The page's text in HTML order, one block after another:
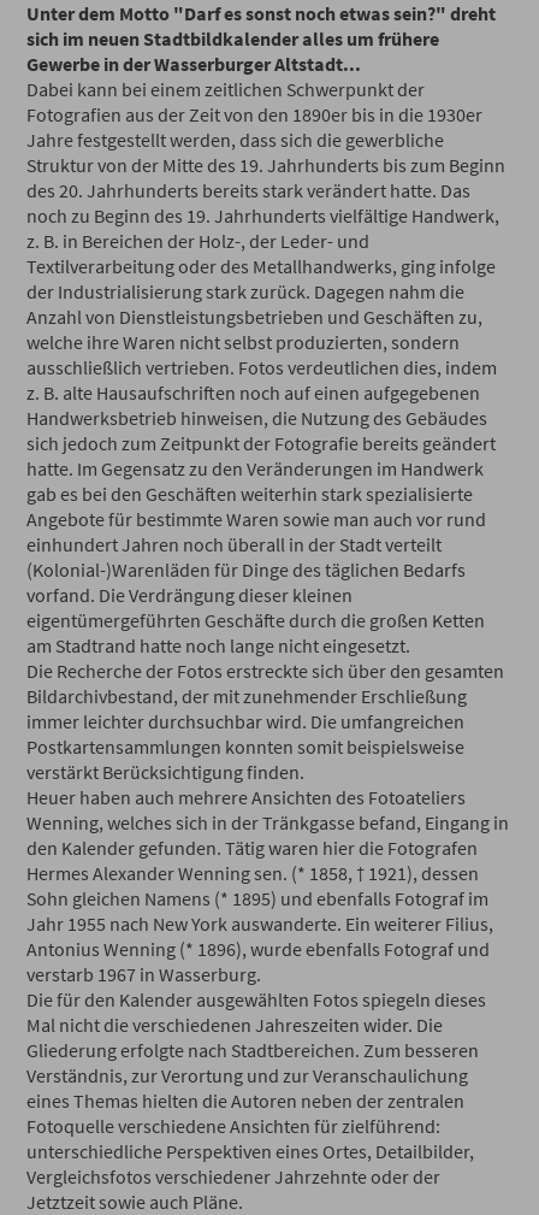
Unter dem Motto "Darf es sonst noch etwas sein?" dreht
sich im neuen Stadtbildkalender alles um frühere
Gewerbe in der Wasserburger Altstadt...
Dabei kann bei einem zeitlichen Schwerpunkt der
Fotografien aus der Zeit von den 1890er bis in die 1930er
Jahre festgestellt werden, dass sich die gewerbliche
Struktur von der Mitte des 19. Jahrhunderts bis zum Beginn
des 20. Jahrhunderts bereits stark verändert hatte. Das
noch zu Beginn des 19. Jahrhunderts vielfältige Handwerk,
z. B. in Bereichen der Holz-, der Leder- und
Textilverarbeitung oder des Metallhandwerks, ging infolge
der Industrialisierung stark zurück. Dagegen nahm die
Anzahl von Dienstleistungsbetrieben und Geschäften zu,
welche ihre Waren nicht selbst produzierten, sondern
ausschließlich vertrieben. Fotos verdeutlichen dies, indem
z. B. alte Hausaufschriften noch auf einen aufgegebenen
Handwerksbetrieb hinweisen, die Nutzung des Gebäudes
sich jedoch zum Zeitpunkt der Fotografie bereits geändert
hatte. Im Gegensatz zu den Veränderungen im Handwerk
gab es bei den Geschäften weiterhin stark spezialisierte
Angebote für bestimmte Waren sowie man auch vor rund
einhundert Jahren noch überall in der Stadt verteilt
(Kolonial-)Warenläden für Dinge des täglichen Bedarfs
vorfand. Die Verdrängung dieser kleinen
eigentümergeführten Geschäfte durch die großen Ketten
am Stadtrand hatte noch lange nicht eingesetzt.
Die Recherche der Fotos erstreckte sich über den gesamten
Bildarchivbestand, der mit zunehmender Erschließung
immer leichter durchsuchbar wird. Die umfangreichen
Postkartensammlungen konnten somit beispielsweise
verstärkt Berücksichtigung finden.
Heuer haben auch mehrere Ansichten des Fotoateliers
Wenning, welches sich in der Tränkgasse befand, Eingang in
den Kalender gefunden. Tätig waren hier die Fotografen
Hermes Alexander Wenning sen. (* 1858, † 1921), dessen
Sohn gleichen Namens (* 1895) und ebenfalls Fotograf im
Jahr 1955 nach New York auswanderte. Ein weiterer Filius,
Antonius Wenning (* 1896), wurde ebenfalls Fotograf und
verstarb 1967 in Wasserburg.
Die für den Kalender ausgewählten Fotos spiegeln dieses
Mal nicht die verschiedenen Jahreszeiten wider. Die
Gliederung erfolgte nach Stadtbereichen. Zum besseren
Verständnis, zur Verortung und zur Veranschaulichung
eines Themas hielten die Autoren neben der zentralen
Fotoquelle verschiedene Ansichten für zielführend:
unterschiedliche Perspektiven eines Ortes, Detailbilder,
Vergleichsfotos verschiedener Jahrzehnte oder der
Jetztzeit sowie auch Pläne.